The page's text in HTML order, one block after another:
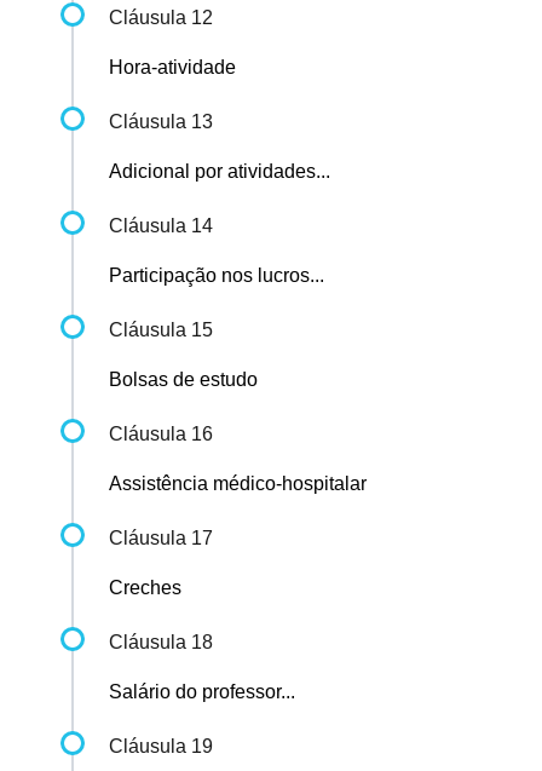
Cláusula 12
Hora-atividade
Cláusula 13
Adicional por atividades...
Cláusula 14
Participação nos lucros...
Cláusula 15
Bolsas de estudo
Cláusula 16
Assistência médico-hospitalar
Cláusula 17
Creches
Cláusula 18
Salário do professor...
Cláusula 19